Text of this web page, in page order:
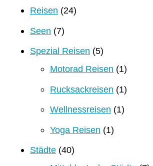
Reisen (24)
Seen (7)
Spezial Reisen (5)
Motorad Reisen (1)
Rucksackreisen (1)
Wellnessreisen (1)
Yoga Reisen (1)
Städte (40)